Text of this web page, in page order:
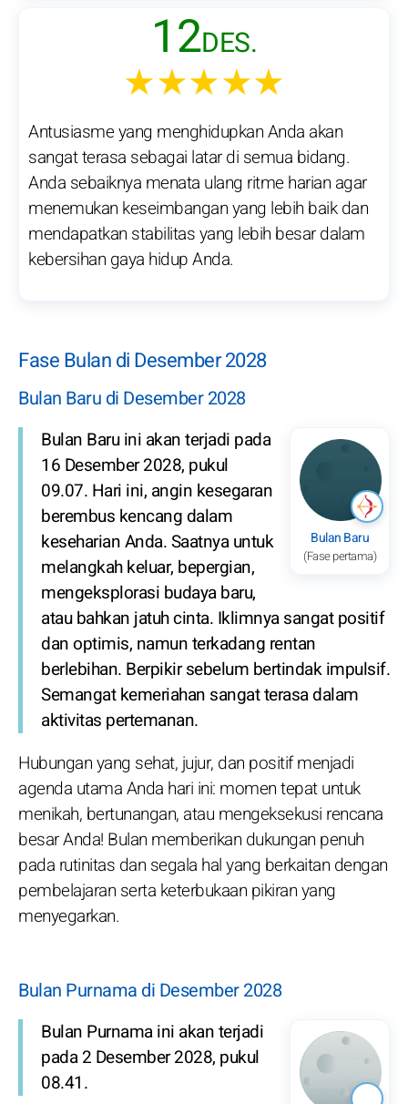
12DES.
★★★★★
Antusiasme yang menghidupkan Anda akan
sangat terasa sebagai latar di semua bidang.
Anda sebaiknya menata ulang ritme harian agar
menemukan keseimbangan yang lebih baik dan
mendapatkan stabilitas yang lebih besar dalam
kebersihan gaya hidup Anda.
Fase Bulan di Desember 2028
Bulan Baru di Desember 2028
Bulan Baru
(Fase pertama)
Bulan Baru ini akan terjadi pada
16 Desember 2028, pukul
09.07. Hari ini, angin kesegaran
berembus kencang dalam
keseharian Anda. Saatnya untuk
melangkah keluar, bepergian,
mengeksplorasi budaya baru,
atau bahkan jatuh cinta. Iklimnya sangat positif
dan optimis, namun terkadang rentan
berlebihan. Berpikir sebelum bertindak impulsif.
Semangat kemeriahan sangat terasa dalam
aktivitas pertemanan.
Hubungan yang sehat, jujur, dan positif menjadi
agenda utama Anda hari ini: momen tepat untuk
menikah, bertunangan, atau mengeksekusi rencana
besar Anda! Bulan memberikan dukungan penuh
pada rutinitas dan segala hal yang berkaitan dengan
pembelajaran serta keterbukaan pikiran yang
menyegarkan.
Bulan Purnama di Desember 2028
Bulan Purnama ini akan terjadi
pada 2 Desember 2028, pukul
08.41.